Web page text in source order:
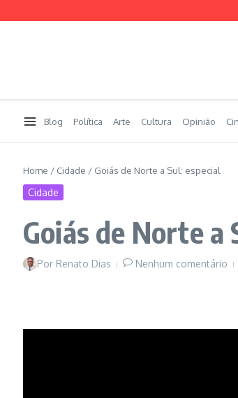
Blog Política Arte Cultura Opinião
Home / Cidade / Goiás de Norte a Sul: especial
Cidade
Goiás de Norte a
Por Renato Dias Nenhum comentário